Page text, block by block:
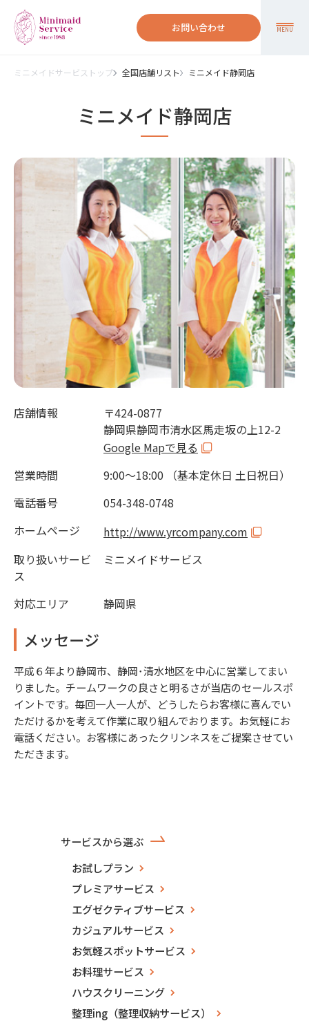
お問い合わせ MENU
ミニメイドサービストップ 全国店舗リスト ミニメイド静岡店
ミニメイド静岡店
店舗情報
〒424-0877
静岡県静岡市清水区馬走坂の上12-2
Google Mapで見る
営業時間
9:00～18:00 （基本定休日 土日祝日）
電話番号
054-348-0748
ホームページ
http://www.yrcompany.com
取り扱いサービ
ス
ミニメイドサービス
対応エリア 静岡県
メッセージ
平成６年より静岡市、静岡･清水地区を中心に営業してまい
りました。チームワークの良さと明るさが当店のセールスポ
イントです。毎回一人一人が、どうしたらお客様に喜んでい
ただけるかを考えて作業に取り組んでおります。お気軽にお
電話ください。お客様にあったクリンネスをご提案させてい
ただきます。
サービスから選ぶ
お試しプラン
プレミアサービス
エグゼクティブサービス
カジュアルサービス
お気軽スポットサービス
お料理サービス
ハウスクリーニング
整理ing（整理収納サービス）